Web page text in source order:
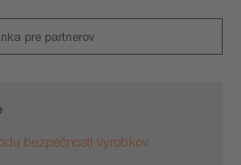
pre partnerov
bezpečnosti výrobkov